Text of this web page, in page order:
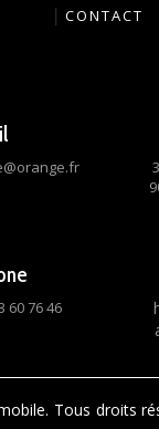
| CONTACT
60 76 46
Tous droits